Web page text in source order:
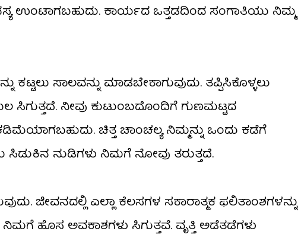
ಉಂಟಾಗಬಹುದು. ಕಾರ್ಯದ ಒತ್ತಡದಿಂದ ಸಂಗಾತಿಯು ನಿಮ್ಮ
ಸಾಲವನ್ನು ಮಾಡಬೇಕಾಗುವುದು. ತಪ್ಪಿಸಿಕೊಳ್ಳಲು
ಸಿಗುತ್ತದೆ. ನೀವು ಕುಟುಂಬದೊಂದಿಗೆ ಗುಣಮಟ್ಟದ
ಚಿತ್ತ ಚಾಂಚಲ್ಯ ನಿಮ್ಮನ್ನು ಒಂದು ಕಡೆಗೆ
ಸಿಡುಕಿನ ನುಡಿಗಳು ನಿಮಗೆ ನೋವು ತರುತ್ತದೆ.
ಜೀವನದಲ್ಲಿ ಎಲ್ಲಾ ಕೆಲಸಗಳ ಸಕಾರಾತ್ಮಕ ಫಲಿತಾಂಶಗಳನ್ನು
ಹೊಸ ಅವಕಾಶಗಳು ಸಿಗುತ್ತವೆ. ವೃತ್ತಿ ಅಡೆತಡೆಗಳು